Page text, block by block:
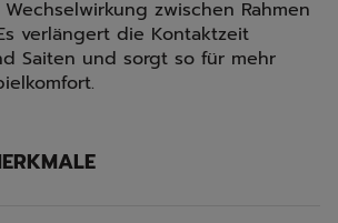
zwischen Rahmen
verlängert die Kontaktzeit
Saiten und sorgt so für mehr